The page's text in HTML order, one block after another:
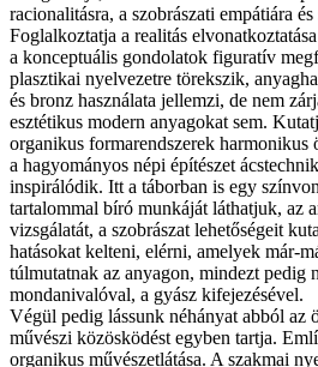
racionalitásra, a szobrászati empátiára és
Foglalkoztatja a realitás
a konceptuális gondolatok figuratív
plasztikai nyelvezetre törekszik,
és bronz használata jellemzi, de nem
esztétikus modern anyagokat sem.
organikus formarendszerek harmonikus
a hagyományos népi építészet
inspirálódik. Itt a táborban is egy
tartalommal bíró munkáját láthatjuk, az
vizsgálatát, a szobrászat lehetőségeit
hatásokat kelteni, elérni, amelyek már-
túlmutatnak az anyagon, mindezt pedig
mondanivalóval, a gyász kifejezésével.
Végül pedig lássunk néhányat abból az
művészi közösködést egyben tartja.
organikus művészetlátása. A szakmai